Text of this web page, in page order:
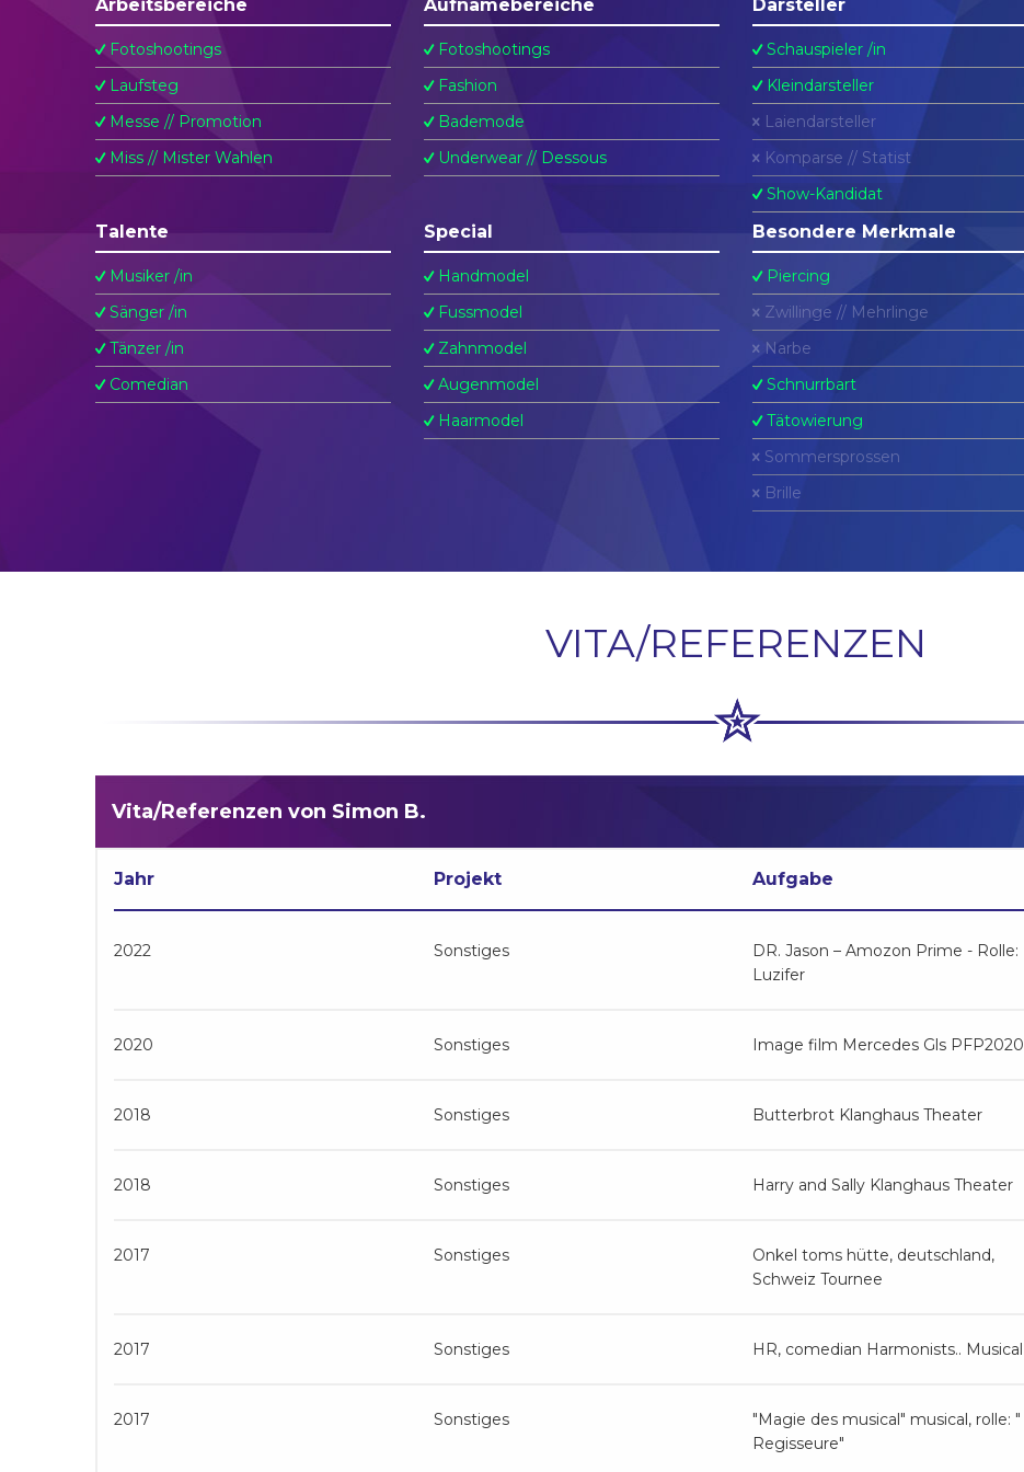
Arbeitsbereiche
Fotoshootings
Laufsteg
Messe // Promotion
Miss // Mister Wahlen
Aufnamebereiche
Fotoshootings
Fashion
Bademode
Underwear // Dessous
Darsteller
Schauspieler /in
Kleindarsteller
Laiendarsteller
Komparse // Statist
Show-Kandidat
Talente
Musiker /in
Sänger /in
Tänzer /in
Comedian
Special
Handmodel
Fussmodel
Zahnmodel
Augenmodel
Haarmodel
Besondere Merkmale
Piercing
Zwillinge // Mehrlinge
Narbe
Schnurrbart
Tätowierung
Sommersprossen
Brille
VITA/REFERENZEN
Vita/Referenzen von Simon B.
Jahr Projekt Aufgabe
2022 Sonstiges
DR. Jason – Amozon Prime - Rolle:
Luzifer
2020 Sonstiges Image film Mercedes Gls PFP2020
2018 Sonstiges Butterbrot Klanghaus Theater
2018 Sonstiges Harry and Sally Klanghaus Theater
2017 Sonstiges
Onkel toms hütte, deutschland,
Schweiz Tournee
2017 Sonstiges HR, comedian Harmonists.. Musical
2017 Sonstiges
"Magie des musical" musical, rolle: "
Regisseure"